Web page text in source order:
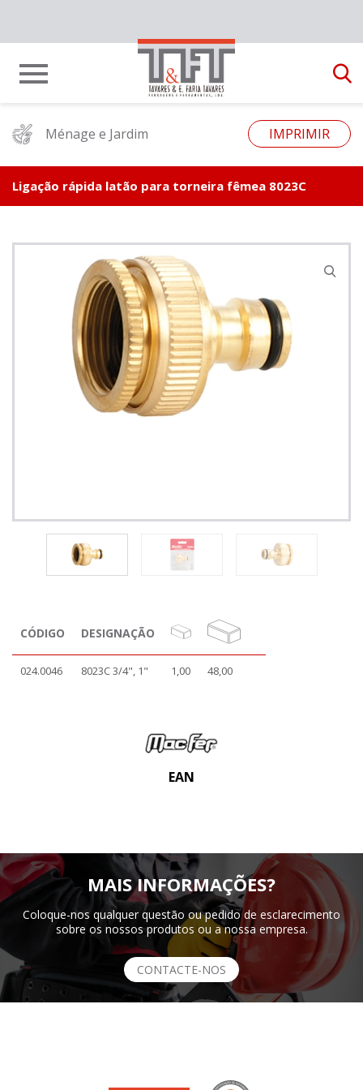
Ménage e Jardim IMPRIMIR
Ligação rápida latão para torneira fêmea 8023C
CÓDIGO DESIGNAÇÃO
024.0046 8023C 3/4", 1" 1,00 48,00
EAN
MAIS INFORMAÇÕES?
Coloque-nos qualquer questão ou pedido de esclarecimento
sobre os nossos produtos ou a nossa empresa.
CONTACTE-NOS